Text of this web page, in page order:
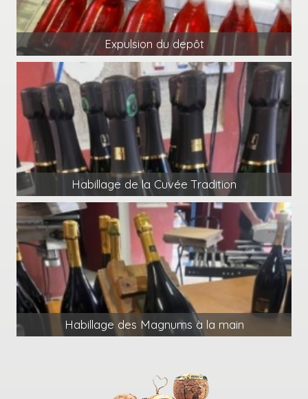
Expulsion du depôt
Habillage de la Cuvée Tradition
Habillage des Magnums à la main